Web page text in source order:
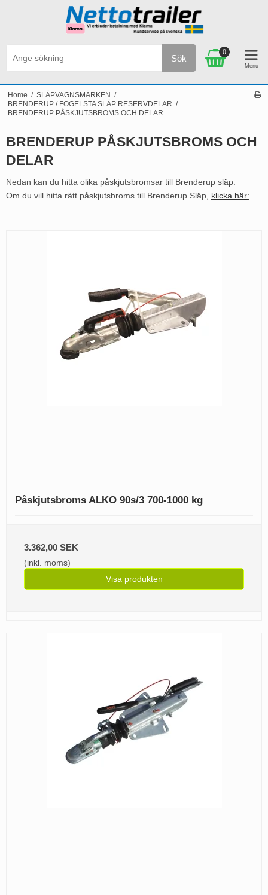
Sök
0
Home / SLÄPVAGNSMÄRKEN /
BRENDERUP / FOGELSTA SLÄP RESERVDELAR /
BRENDERUP PÅSKJUTSBROMS OCH DELAR
BRENDERUP PÅSKJUTSBROMS OCH
DELAR
Nedan kan du hitta olika påskjutsbromsar till Brenderup släp.
Om du vill hitta rätt påskjutsbroms till Brenderup Släp, klicka här:
Påskjutsbroms ALKO 90s/3 700-1000 kg
3.362,00 SEK
(inkl. moms)
Visa produkten